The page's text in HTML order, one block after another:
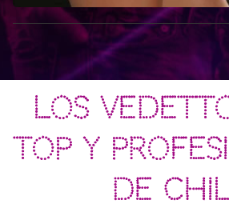
LOS
TOP Y
DE